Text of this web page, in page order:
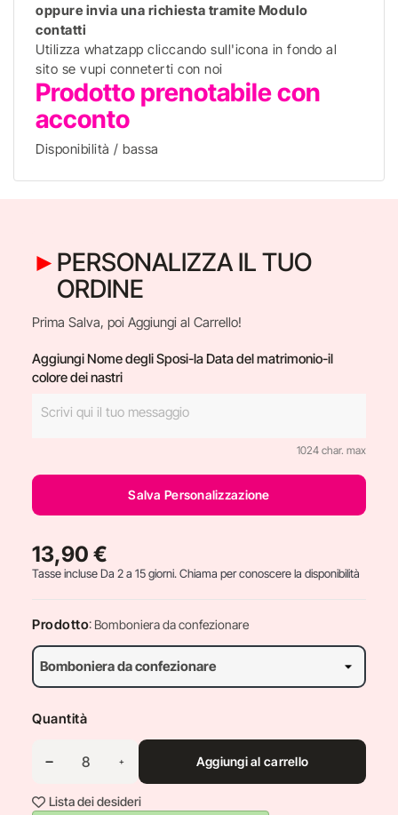
oppure invia una richiesta tramite Modulo
contatti
Utilizza whatzapp cliccando sull'icona in fondo al
sito se vupi conneterti con noi
Prodotto prenotabile con
acconto
Disponibilità / bassa
PERSONALIZZA IL TUO
ORDINE
Prima Salva, poi Aggiungi al Carrello!
Aggiungi Nome degli Sposi-la Data del matrimonio-il
colore dei nastri
1024 char. max
Salva Personalizzazione
13,90 €
Tasse incluseDa 2 a 15 giorni. Chiama per conoscere la disponibilità
Prodotto: Bomboniera da confezionare
Quantità
Aggiungi al carrello
Lista dei desideri